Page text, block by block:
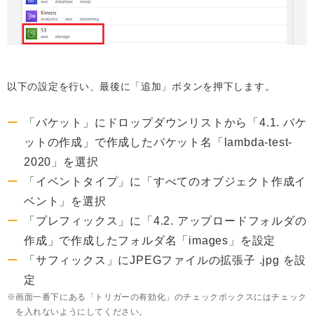
以下の設定を行い、最後に「追加」ボタンを押下します。
「バケット」にドロップダウンリストから「4.1. バケ
ットの作成」で作成したバケット名「lambda-test-
2020」を選択
「イベントタイプ」に「すべてのオブジェクト作成イ
ベント」を選択
「プレフィックス」に「4.2. アップロードフォルダの
作成」で作成したフォルダ名「images」を設定
「サフィックス」にJPEGファイルの拡張子 .jpg を設
定
画面一番下にある「トリガーの有効化」のチェックボックスにはチェック
を入れないようにしてください。